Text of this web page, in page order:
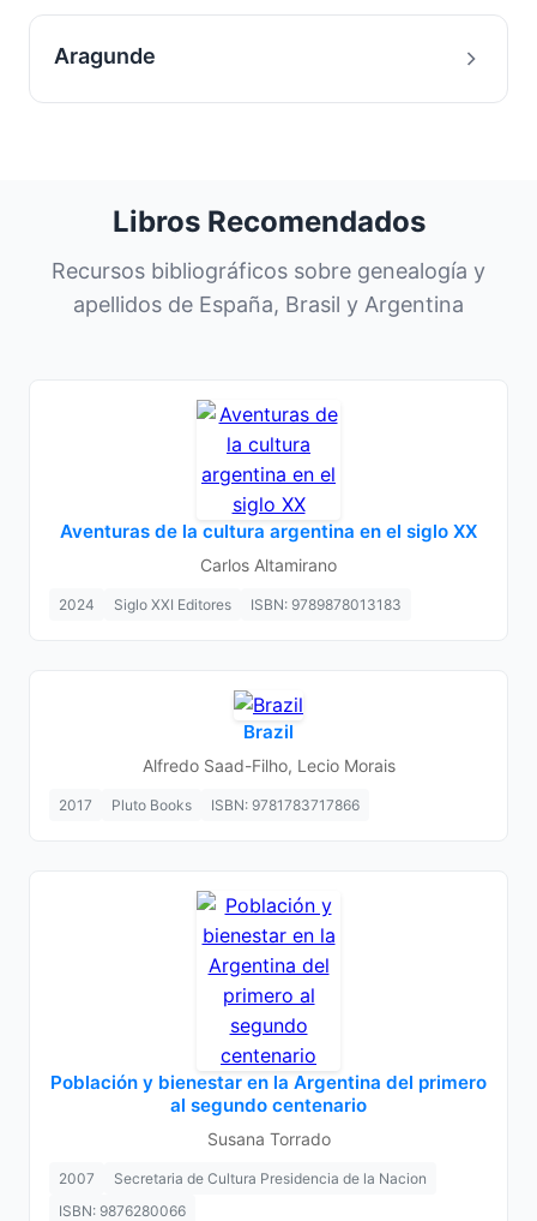
Aragunde
Libros Recomendados
Recursos bibliográficos sobre genealogía y
apellidos de España, Brasil y Argentina
Aventuras de la cultura argentina en el siglo XX
Carlos Altamirano
2024 Siglo XXI Editores ISBN: 9789878013183
Brazil
Alfredo Saad-Filho, Lecio Morais
2017 Pluto Books ISBN: 9781783717866
Población y bienestar en la Argentina del primero
al segundo centenario
Susana Torrado
2007
Secretaria de Cultura Presidencia de la Nacion
ISBN: 9876280066